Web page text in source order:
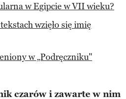
w Egipcie w VII wieku?
wzięło się imię
w „Podręczniku"
czarów i zawarte w nim